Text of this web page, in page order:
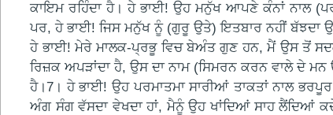
ਕਾਇਮ ਰਹਿੰਦਾ ਹੈ। ਹੇ ਭਾਈ! ਉਹ ਮਨੁੱਖ ਆਪਣੇ ਕੰਨਾਂ ਨਾਲ
ਪਰ, ਹੇ ਭਾਈ! ਜਿਸ ਮਨੁੱਖ ਨੂੰ (ਗੁਰੂ ਉਤੇ) ਇਤਬਾਰ ਨਹੀਂ ਬੱਝਦਾ
ਹੇ ਭਾਈ! ਮੇਰੇ ਮਾਲਕ-ਪ੍ਰਭੂ ਵਿਚ ਬੇਅੰਤ ਗੁਣ ਹਨ, ਮੈਂ ਉਸ ਤੋਂ
ਰਿਜ਼ਕ ਅਪੜਾਂਦਾ ਹੈ, ਉਸ ਦਾ ਨਾਮ (ਸਿਮਰਨ ਕਰਨ ਵਾਲੇ ਦੇ
ਹੈ।7। ਹੇ ਭਾਈ! ਉਹ ਪਰਮਾਤਮਾ ਸਾਰੀਆਂ ਤਾਕਤਾਂ ਨਾਲ
ਅੰਗ ਸੰਗ ਵੱਸਦਾ ਵੇਖਦਾ ਹਾਂ, ਮੈਨੂੰ ਉਹ ਖਾਂਦਿਆਂ ਸਾਹ ਲੈਂਦਿਆਂ